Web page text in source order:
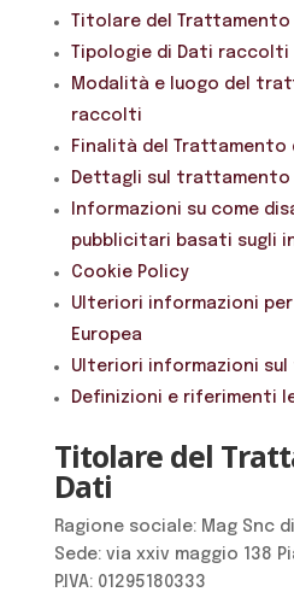
Titolare del Trattamento
Tipologie di Dati raccolti
Modalità e luogo del
raccolti
Finalità del
Dettagli sul trattamento
Informazioni su come
pubblicitari basati sugli
Cookie Policy
Ulteriori informazioni
Europea
Ulteriori informazioni
Definizioni e riferimenti
Titolare del
Dati
Ragione sociale: Mag Snc
Sede: via xxiv maggio 138
P.IVA: 01295180333